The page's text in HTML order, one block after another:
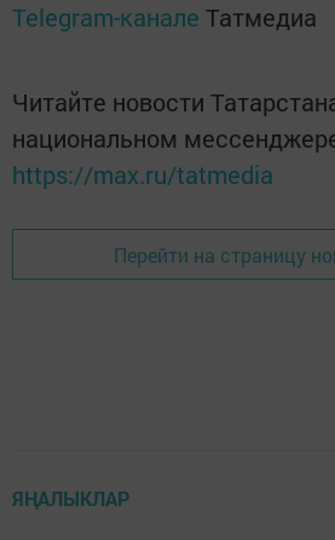
Telegram-канале Татмедиа
Читайте новости
национальном
https://max.ru/tatmedia
Перейти на страницу
ЯҢАЛЫКЛАР